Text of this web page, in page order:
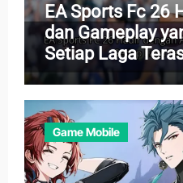
EA Sports Fc 26
dan Gameplay
Setiap Laga
Game Mobile